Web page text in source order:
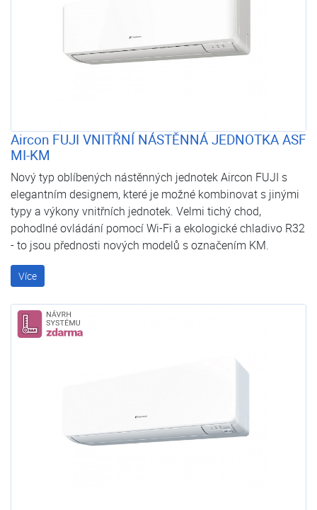
Aircon FUJI VNITŘNÍ NÁSTĚNNÁ JEDNOTKA ASF
MI-KM
Nový typ oblíbených nástěnných jednotek Aircon FUJI s
elegantním designem, které je možné kombinovat s jinými
typy a výkony vnitřních jednotek. Velmi tichý chod,
pohodlné ovládání pomocí Wi-Fi a ekologické chladivo R32
- to jsou přednosti nových modelů s označením KM.
Více